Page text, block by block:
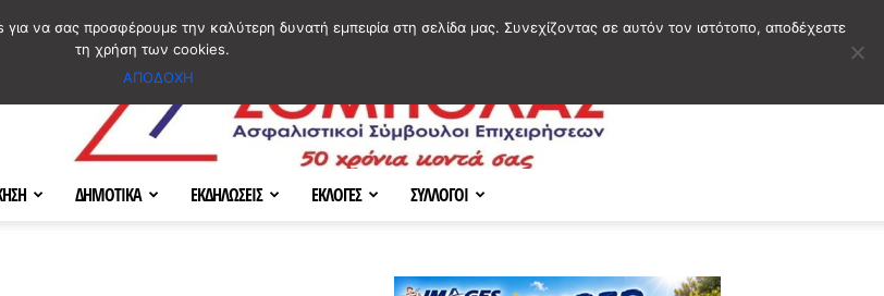
ΔΗΜΟΤΙΚΑ ΕΚΔΗΛΩΣΕΙΣ ΕΚΛΟΓΕΣ ΣΥΛΛΟΓΟΙ
να σας προσφέρουμε την καλύτερη δυνατή εμπειρία στη σελίδα μας. Συνεχίζοντας σε αυτόν τον ιστότοπο, αποδέχεστε
τη χρήση των cookies.
ΑΠΟΔΟΧΗ